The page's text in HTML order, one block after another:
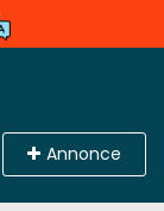
Annonce